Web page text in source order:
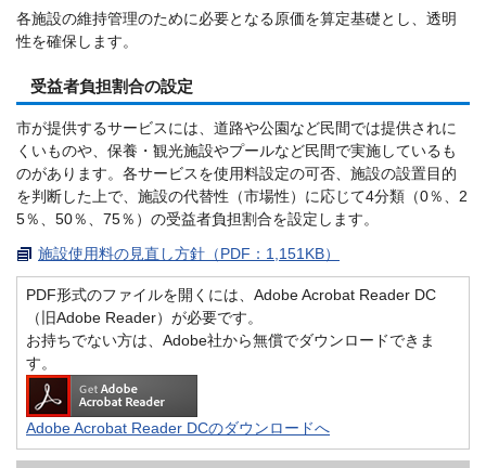
各施設の維持管理のために必要となる原価を算定基礎とし、透明
性を確保します。
受益者負担割合の設定
市が提供するサービスには、道路や公園など民間では提供されに
くいものや、保養・観光施設やプールなど民間で実施しているも
のがあります。各サービスを使用料設定の可否、施設の設置目的
を判断した上で、施設の代替性（市場性）に応じて4分類（0％、2
5％、50％、75％）の受益者負担割合を設定します。
施設使用料の見直し方針（PDF：1,151KB）
PDF形式のファイルを開くには、Adobe Acrobat Reader DC
（旧Adobe Reader）が必要です。
お持ちでない方は、Adobe社から無償でダウンロードできま
す。
Adobe Acrobat Reader DCのダウンロードへ